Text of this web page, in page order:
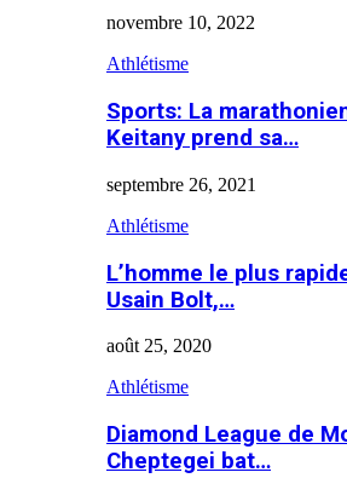
novembre 10, 2022
Athlétisme
Sports: La
Keitany prend sa…
septembre 26, 2021
Athlétisme
L’homme le plus
Usain Bolt,…
août 25, 2020
Athlétisme
Diamond League de
Cheptegei bat…